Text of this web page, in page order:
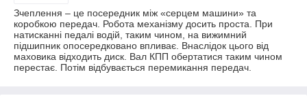
Зчеплення – це посередник між «серцем машини» та
коробкою передач. Робота механізму досить проста. При
натисканні педалі водій, таким чином, на вижимний
підшипник опосередковано впливає. Внаслідок цього від
маховика відходить диск. Вал КПП обертатися таким чином
перестає. Потім відбувається перемикання передач.